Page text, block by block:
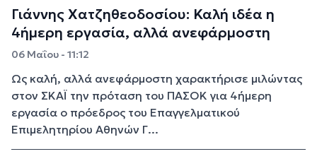
Γιάννης Χατζηθεοδοσίου: Καλή ιδέα η
4ήμερη εργασία, αλλά ανεφάρμοστη
06 Μαΐου - 11:12
Ως καλή, αλλά ανεφάρμοστη χαρακτήρισε μιλώντας
στον ΣΚΑΪ την πρόταση του ΠΑΣΟΚ για 4ήμερη
εργασία ο πρόεδρος του Επαγγελματικού
Επιμελητηρίου Αθηνών Γ...